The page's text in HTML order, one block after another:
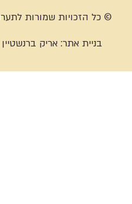
© כל הזכויות שמורות
בניית אתר:אריק ברנשטיין